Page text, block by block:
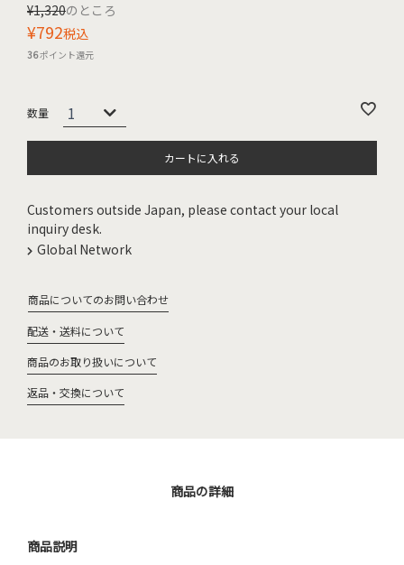
¥1,320のところ
¥792税込
36ポイント還元
カートに入れる
Customers outside Japan, please contact your local
inquiry desk.
Global Network
商品についてのお問い合わせ
配送・送料について
商品のお取り扱いについて
返品・交換について
商品の詳細
商品説明